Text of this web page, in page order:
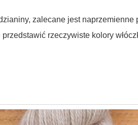
zalecane jest naprzemienne
rzeczywiste kolory